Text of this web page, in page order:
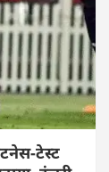
टेस्ट